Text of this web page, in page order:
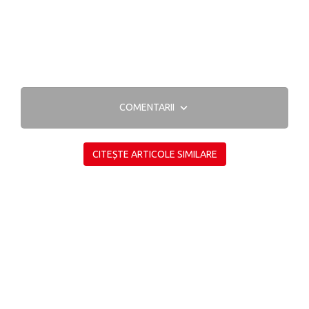
COMENTARII
CITEȘTE ARTICOLE SIMILARE